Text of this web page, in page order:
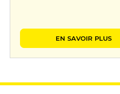
EN SAVOIR PLUS